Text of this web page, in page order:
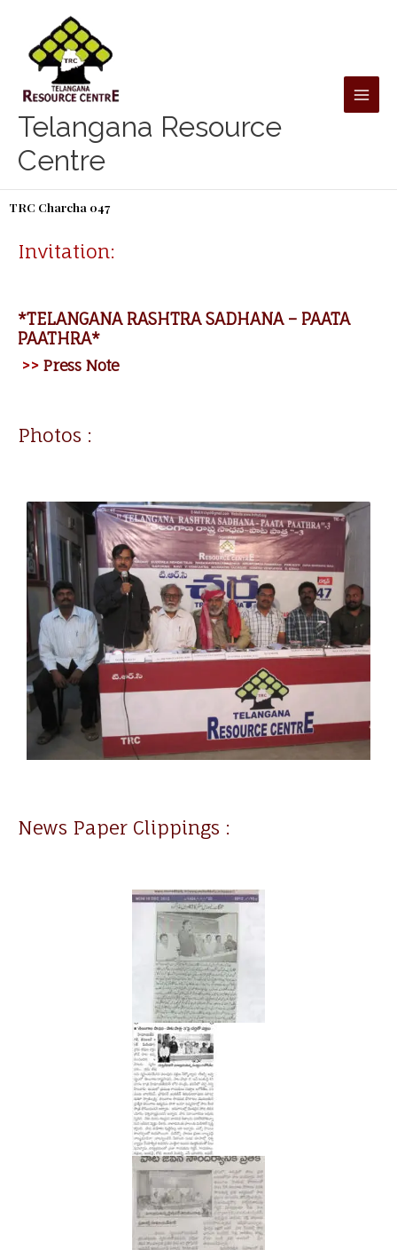
content
Telangana Resource
Centre
TRC Charcha 047
Invitation:
*TELANGANA RASHTRA SADHANA – PAATA
PAATHRA*
>> Press Note
Photos :
News Paper Clippings :